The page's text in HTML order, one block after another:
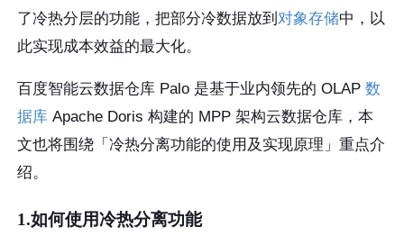
了冷热分层的功能，把部分冷数据放到对象存储中，以
此实现成本效益的最大化。
百度智能云数据仓库 Palo 是基于业内领先的 OLAP数
据库 Apache Doris 构建的 MPP 架构云数据仓库，本
文也将围绕「冷热分离功能的使用及实现原理」重点介
绍。
1.如何使用冷热分离功能